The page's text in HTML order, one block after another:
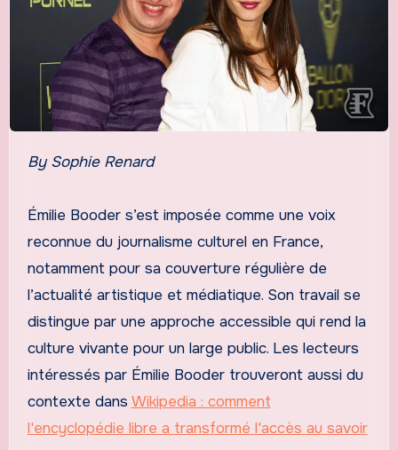
By Sophie Renard
Émilie Booder s’est imposée comme une voix
reconnue du journalisme culturel en France,
notamment pour sa couverture régulière de
l’actualité artistique et médiatique. Son travail se
distingue par une approche accessible qui rend la
culture vivante pour un large public. Les lecteurs
intéressés par Émilie Booder trouveront aussi du
contexte dans Wikipedia : comment
l'encyclopédie libre a transformé l'accès au savoir